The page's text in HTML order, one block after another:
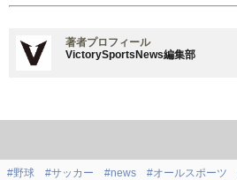
著者プロフィール
VictorySportsNews編集部
#野球 #サッカー #news #オールスポーツ